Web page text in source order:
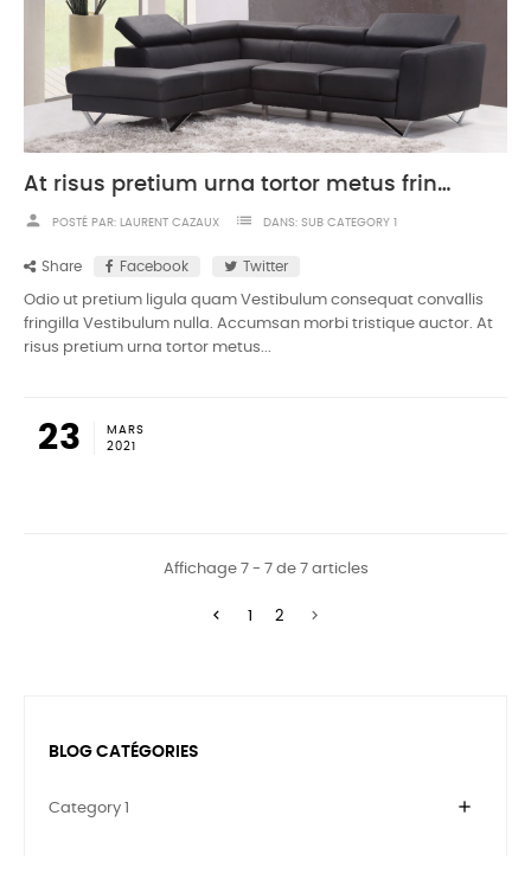
At risus pretium urna tortor metus fringilla
Share Facebook Twitter
person POSTÉ PAR: LAURENT CAZAUX list DANS: SUB CATEGORY 1
MARS
23 2021
Odio ut pretium ligula quam Vestibulum consequat convallis
fringilla Vestibulum nulla. Accumsan morbi tristique auctor. At
risus pretium urna tortor metus...
Affichage 7 - 7 de 7 articles
 1 2 
BLOG CATÉGORIES
Category 1 add